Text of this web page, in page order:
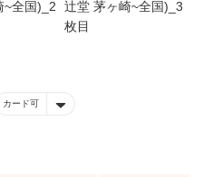
カード可